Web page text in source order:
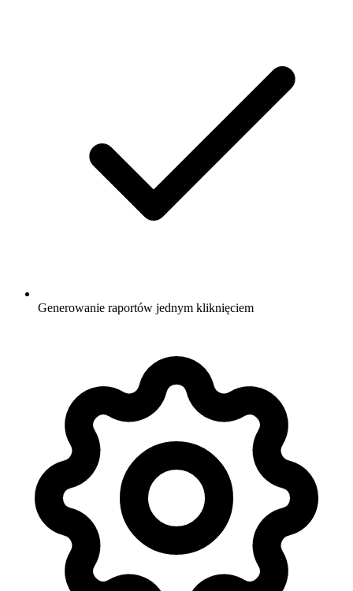
Generowanie raportów jednym kliknięciem